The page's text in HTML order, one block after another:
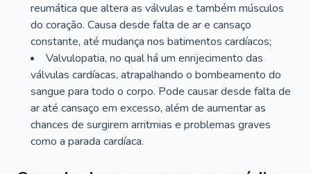
reumática que altera as válvulas e também músculos
do coração. Causa desde falta de ar e cansaço
constante, até mudança nos batimentos cardíacos;
Valvulopatia, no qual há um enrijecimento das
válvulas cardíacas, atrapalhando o bombeamento do
sangue para todo o corpo. Pode causar desde falta de
ar até cansaço em excesso, além de aumentar as
chances de surgirem arritmias e problemas graves
como a parada cardíaca.